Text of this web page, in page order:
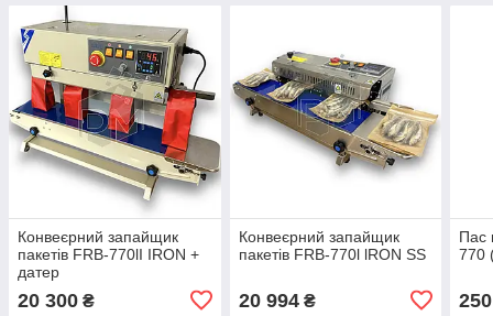
Конвеєрний запайщик
пакетів FRB-770lI IRON +
датер
20 300 ₴
Конвеєрний запайщик
пакетів FRB-770l lRON SS
20 994₴
Пас
770
250